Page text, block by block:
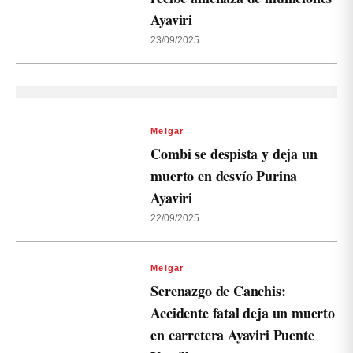
Ayaviri
23/09/2025
Melgar
Combi se despista y deja un
muerto en desvío Purina
Ayaviri
22/09/2025
Melgar
Serenazgo de Canchis:
Accidente fatal deja un muerto
en carretera Ayaviri Puente